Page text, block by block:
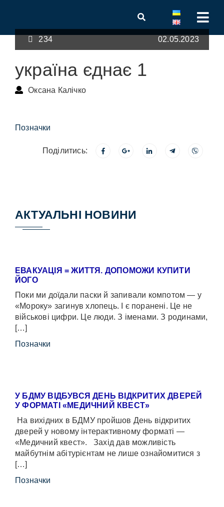
234 02.05.2023
україна єднає 1
Оксана Калічко
Позначки
Поділитись:
АКТУАЛЬНІ НОВИНИ
ЕВАКУАЦІЯ = ЖИТТЯ. ДОПОМОЖИ КУПИТИ
ЙОГО
Поки ми доїдали паски й запивали компотом — у
«Мороку» загинув хлопець. І є поранені. Це не
військові цифри. Це люди. З іменами. З родинами,
[…]
Позначки
У БДМУ ВІДБУВСЯ ДЕНЬ ВІДКРИТИХ ДВЕРЕЙ
У ФОРМАТІ «МЕДИЧНИЙ КВЕСТ»
На вихідних в БДМУ пройшов День відкритих
дверей у новому інтерактивному форматі —
«Медичний квест». Захід дав можливість
майбутнім абітурієнтам не лише ознайомитися з
[…]
Позначки